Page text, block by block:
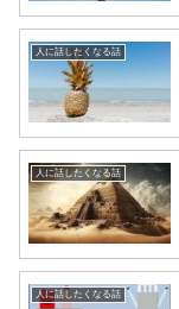
人に話したくなる話
人に話したくなる話
人に話したくなる話